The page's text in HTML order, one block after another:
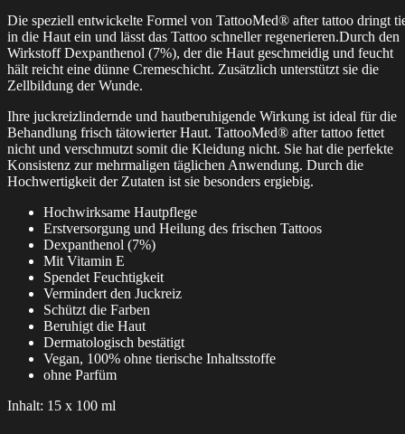
Die speziell entwickelte Formel von TattooMed® after tattoo dringt
in die Haut ein und lässt das Tattoo schneller regenerieren.Durch den
Wirkstoff Dexpanthenol (7%), der die Haut geschmeidig und feucht
hält reicht eine dünne Cremeschicht. Zusätzlich unterstützt sie die
Zellbildung der Wunde.
Ihre juckreizlindernde und hautberuhigende Wirkung ist ideal für die
Behandlung frisch tätowierter Haut. TattooMed® after tattoo fettet
nicht und verschmutzt somit die Kleidung nicht. Sie hat die perfekte
Konsistenz zur mehrmaligen täglichen Anwendung. Durch die
Hochwertigkeit der Zutaten ist sie besonders ergiebig.
Hochwirksame Hautpflege
Erstversorgung und Heilung des frischen Tattoos
Dexpanthenol (7%)
Mit Vitamin E
Spendet Feuchtigkeit
Vermindert den Juckreiz
Schützt die Farben
Beruhigt die Haut
Dermatologisch bestätigt
Vegan, 100% ohne tierische Inhaltsstoffe
ohne Parfüm
Inhalt: 15 x 100 ml